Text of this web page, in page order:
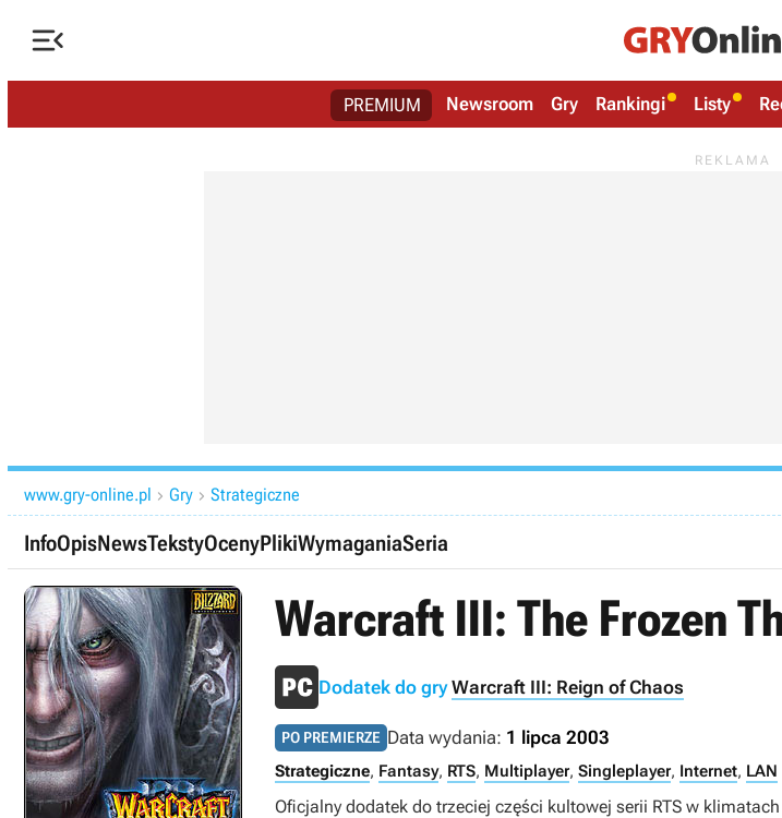

PREMIUM Newsroom Gry Rankingi Listy
www.gry-online.pl  Gry  Strategiczne
InfoOpisNewsTekstyOcenyPlikiWymaganiaSeria
Warcraft III: The Frozen
Dodatek do gry Warcraft III: Reign of Chaos
PO PREMIERZE Data wydania: 1 lipca 2003
Strategiczne, Fantasy, RTS, Multiplayer, Singleplayer, Internet, LAN
Oficjalny dodatek do trzeciej części kultowej serii RTS w